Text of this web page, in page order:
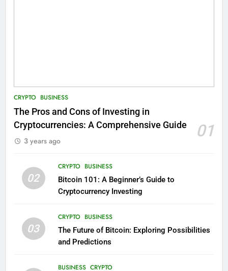
CRYPTO BUSINESS
The Pros and Cons of Investing in
Cryptocurrencies: A Comprehensive Guide
01
3 years ago
02
CRYPTO BUSINESS
Bitcoin 101: A Beginner’s Guide to
Cryptocurrency Investing
03
CRYPTO BUSINESS
The Future of Bitcoin: Exploring Possibilities
and Predictions
BUSINESS CRYPTO